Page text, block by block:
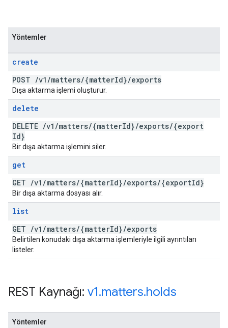
Yöntemler
create
POST /v1 /matters/{matterId}/exports
Dışa aktarma işlemi oluşturur.
delete
DELETE /v1 /matters/{matterId}/exports/{export
Id}
Bir dışa aktarma işlemini siler.
get
GET /v1 /matters/{matterId}/exports/{exportId}
Bir dışa aktarma dosyası alır.
list
GET /v1 /matters/{matterId}/exports
Belirtilen konudaki dışa aktarma işlemleriyle ilgili ayrıntıları
listeler.
REST Kaynağı: v1.matters.holds
Yöntemler